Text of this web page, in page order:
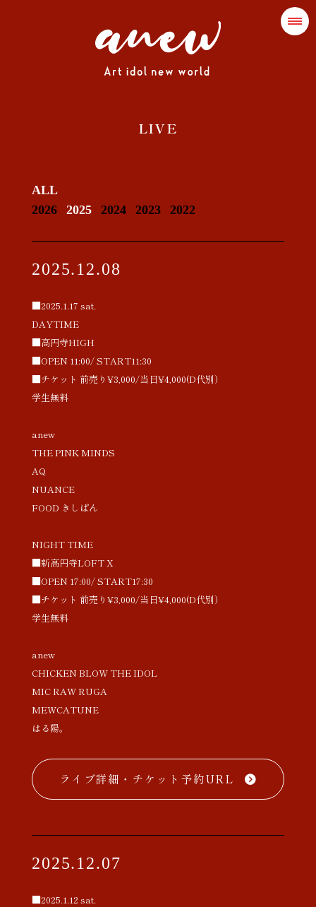
LIVE
ALL
2026
2025 2024 2023 2022
2025.12.08
■2025.1.17 sat.
DAYTIME
■高円寺HIGH
■OPEN 11:00/ START11:30
■チケット 前売り¥3,000/当日¥4,000(D代別）
学生無料
anew
THE PINK MINDS
AQ
NUANCE
FOOD きしぱん
NIGHT TIME
■新高円寺LOFT X
■OPEN 17:00/ START17:30
■チケット 前売り¥3,000/当日¥4,000(D代別）
学生無料
anew
CHICKEN BLOW THE IDOL
MIC RAW RUGA
MEWCATUNE
はる陽。
ライブ詳細・チケット予約URL
2025.12.07
■2025.1.12 sat.